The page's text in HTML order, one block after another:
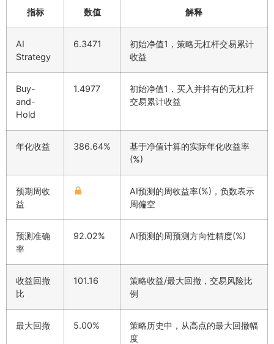
指标 数值 解释
AI
Strategy
6.3471
初始净值1，策略无杠杆交易累计
收益
Buy-
and-
Hold
1.4977
初始净值1，买入并持有的无杠杆
交易累计收益
年化收益 386.64%
基于净值计算的实际年化收益率
(%)
预期周收
益
AI预测的周收益率(%)，负数表示
周偏空
预测准确
率
92.02% AI预测的周预测方向性精度(%)
收益回撤
比
101.16
策略收益/最大回撤，交易风险比
例
最大回撤 5.00%
策略历史中，从高点的最大回撤幅
度